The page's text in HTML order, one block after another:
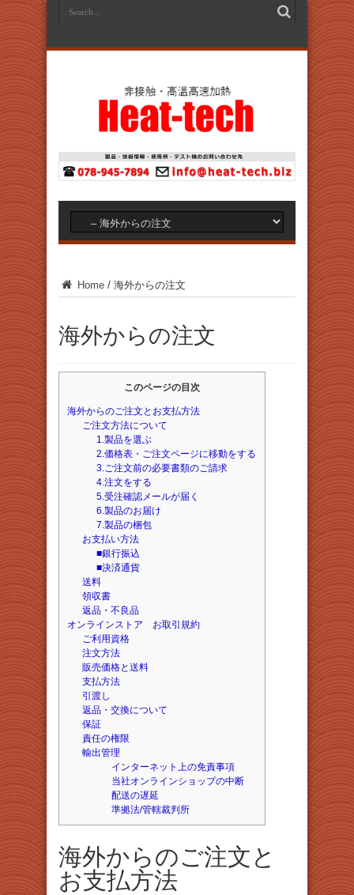
Home / 海外からの注文
海外からの注文
このページの目次
海外からのご注文とお支払方法
ご注文方法について
1.製品を選ぶ
2.価格表・ご注文ページに移動をする
3.ご注文前の必要書類のご請求
4.注文をする
5.受注確認メールが届く
6.製品のお届け
7.製品の梱包
お支払い方法
■銀行振込
■決済通貨
送料
領収書
返品・不良品
オンラインストア お取引規約
ご利用資格
注文方法
販売価格と送料
支払方法
引渡し
返品・交換について
保証
責任の権限
輸出管理
インターネット上の免責事項
当社オンラインショップの中断
配送の遅延
準拠法/管轄裁判所
海外からのご注文と
お支払方法